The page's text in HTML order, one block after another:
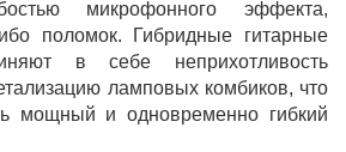
микрофонного эффекта,
поломок. Гибридные гитарные
в себе неприхотливость
ламповых комбиков, что
мощный и одновременно гибкий